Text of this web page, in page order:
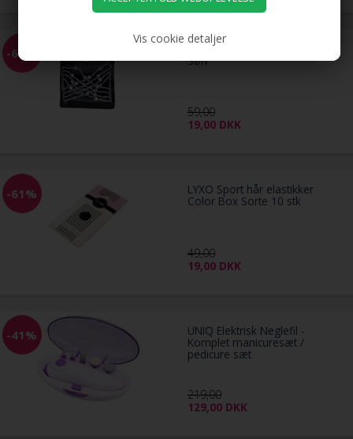
Vis cookie detaljer
-68% EZ Combs elastisk hårkam -
Sølv
59,00
19,00 DKK
-61% LYXO Sport hår elastikker
Color Box Sorte 10 stk
49,00
19,00 DKK
-41% UNIQ Elektrisk Neglefil -
Komplet manicuresæt /
pedicure sæt
219,00
129,00 DKK